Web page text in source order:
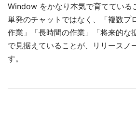
Window をかなり本気で育てている
単発のチャットではなく、「複数プ
作業」「長時間の作業」「将来的な
で見据えていることが、リリースノ
す。